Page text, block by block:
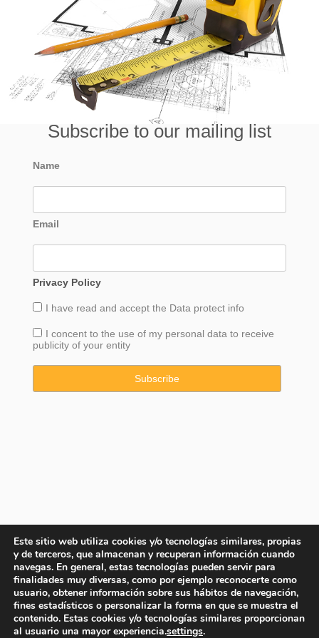
Subscribe to our mailing list
Name
Email
Privacy Policy
I have read and accept the Data protect info
I concent to the use of my personal data to receive
publicity of your entity
Copyright © 2025 Property Consulting Spain By JadeVillas S.L. ·
Este sitio web utiliza cookies y/o tecnologías similares, propias
y de terceros, que almacenan y recuperan información cuando
navegas. En general, estas tecnologías pueden servir para
finalidades muy diversas, como por ejemplo reconocerte como
usuario, obtener información sobre sus hábitos de navegación,
fines estadísticos o personalizar la forma en que se muestra el
contenido. Estas cookies y/o tecnologías similares proporcionan
al usuario una mayor experiencia.settings.